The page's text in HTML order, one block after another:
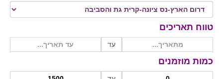
שירות אישי בקליק
טווח תאריכים
עד
כמות מוזמנים